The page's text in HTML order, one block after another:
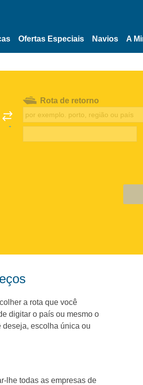
Ofertas Especiais Navios A
Rota de retorno
a rota que você
digitar o país ou mesmo o
deseja, escolha única ou
lhe todas as empresas de